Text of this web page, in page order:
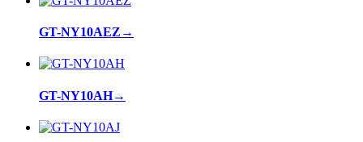
GT-NY10AEZ →
GT-NY10AH→